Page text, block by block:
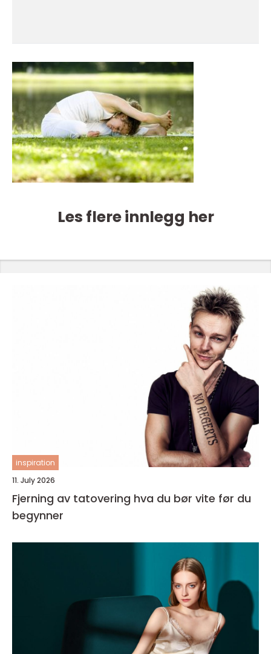
Les flere innlegg her
inspiration
11. July 2026
Fjerning av tatovering hva du bør vite før du
begynner